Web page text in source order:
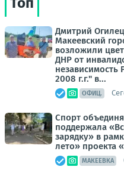
Дмитрий
Макеевский
возложили
ДНР от
2008 г.г." в...
ОФИЦ.
Спорт
поддержала
зарядку» в
лето» проекта
МАКЕЕВКА